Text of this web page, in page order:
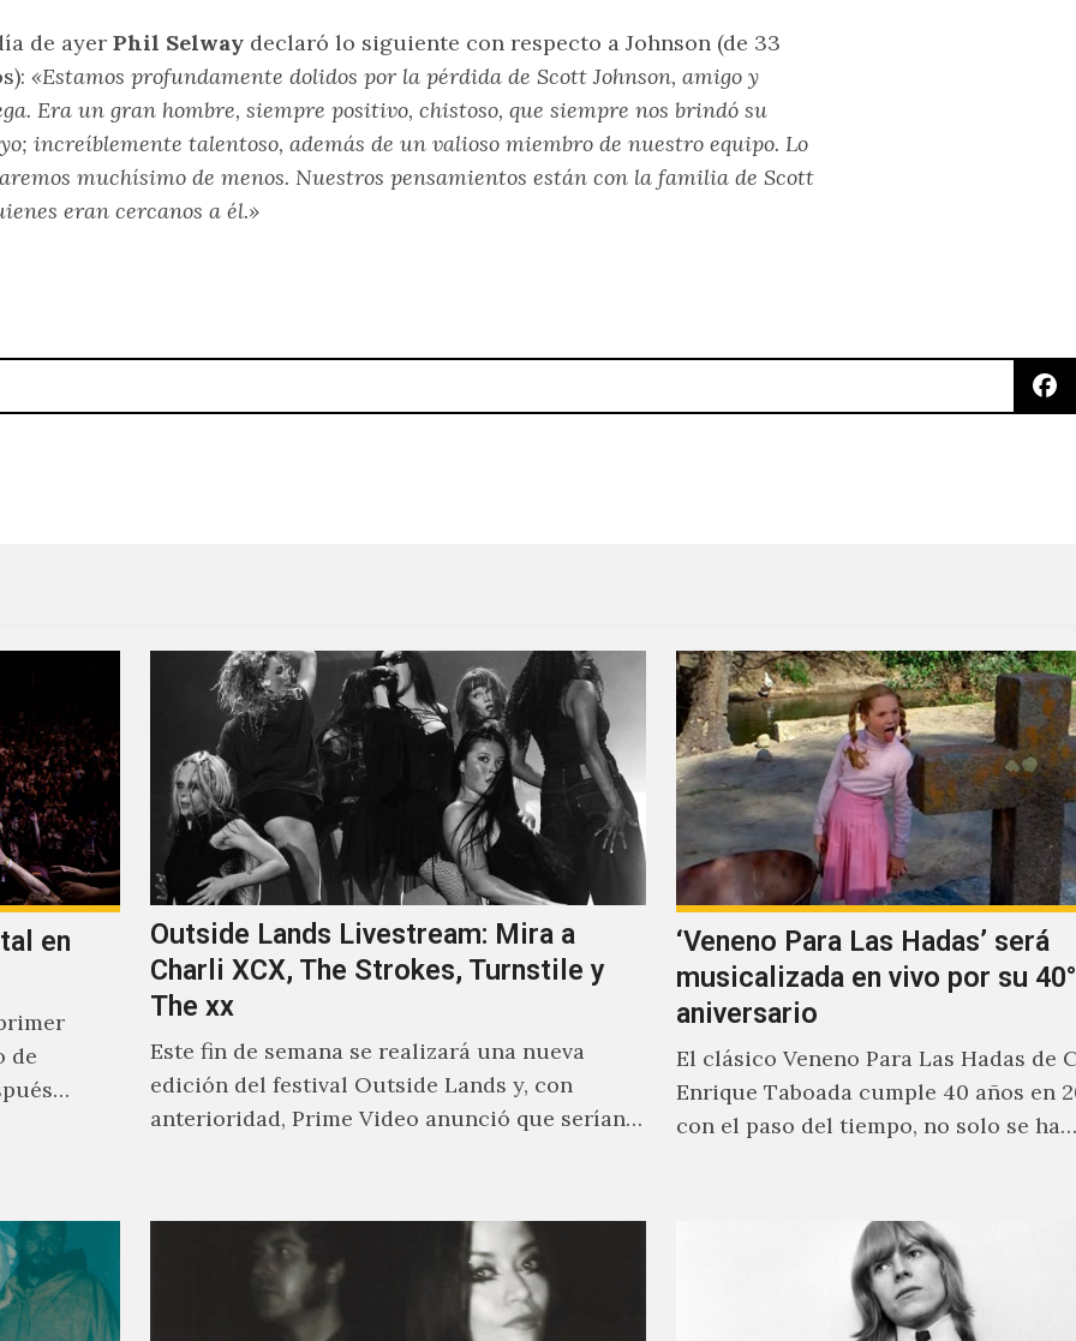
de ayer Phil Selway declaró lo siguiente con respecto a Johnson (de 33
«Estamos profundamente dolidos por la pérdida de Scott Johnson, amigo y
Era un gran hombre, siempre positivo, chistoso, que siempre nos brindó su
increíblemente talentoso, además de un valioso miembro de nuestro equipo. Lo
muchísimo de menos. Nuestros pensamientos están con la familia de Scott
eran cercanos a él.»
en
de
Outside Lands Livestream: Mira a
Charli XCX, The Strokes, Turnstile y
The xx
Este fin de semana se realizará una nueva
edición del festival Outside Lands y, con
anterioridad, Prime Video anunció que serían
‘Veneno Para Las Hadas’ será
musicalizada en vivo por su 40°
aniversario
El clásico Veneno Para Las Hadas de
Enrique Taboada cumple 40 años en
con el paso del tiempo, no solo se ha…